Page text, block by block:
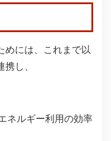
めには、これまで以
し、
ネルギー利用の効率